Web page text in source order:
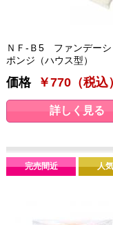
ＮＦ-Ｂ5 ファンデーシ
ポンジ（ハウス型）
価格 ￥770（税込）
詳しく見る
完売間近 人